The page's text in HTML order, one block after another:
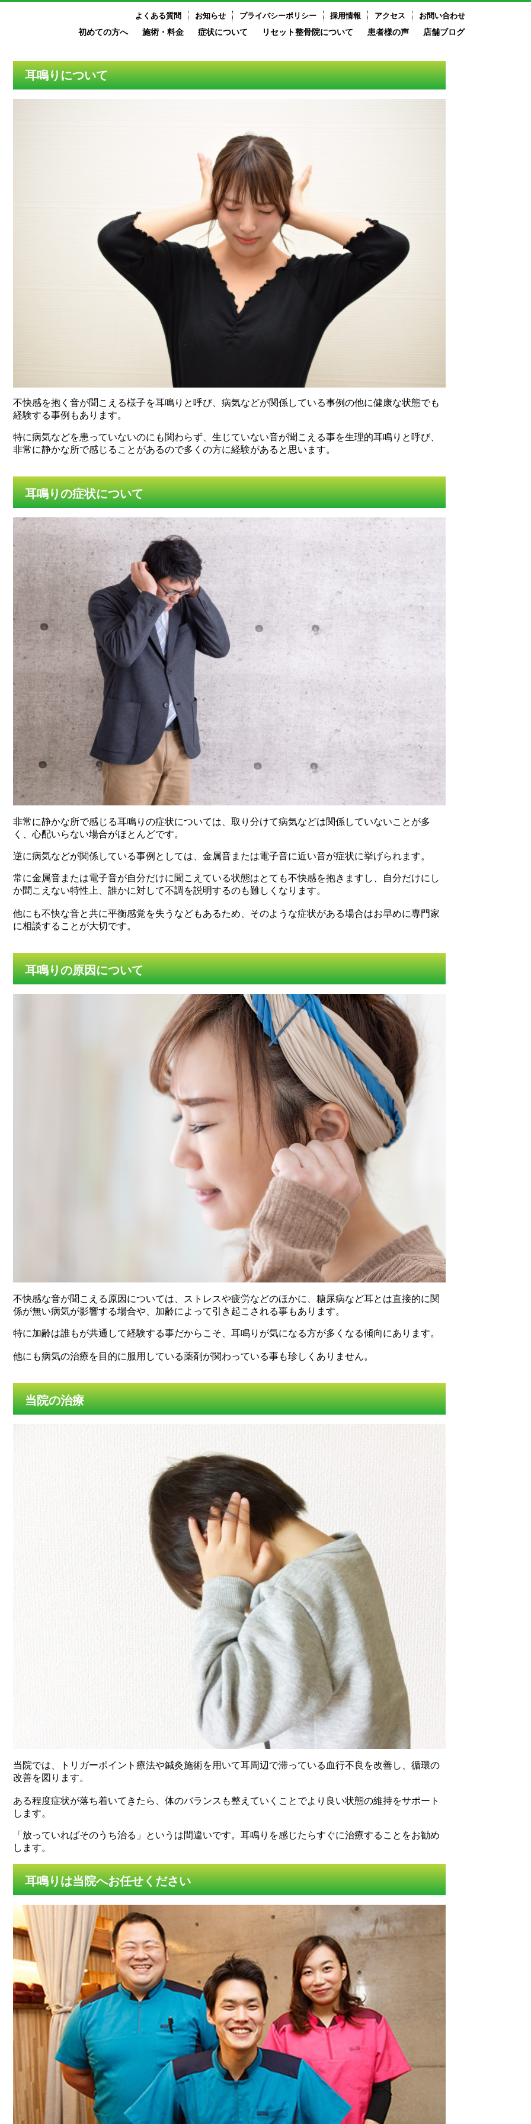
よくある質問 お知らせ プライバシーポリシー 採用情報 アクセス
お問い合わせ
初めての方へ
施術・料金 症状について リセット整骨院について 患者様の声 店舗ブログ
耳鳴りについて
不快感を抱く音が聞こえる様子を耳鳴りと呼び、病気などが関係している事例の他に健康な状態でも
経験する事例もあります。
特に病気などを患っていないのにも関わらず、生じていない音が聞こえる事を生理的耳鳴りと呼び、
非常に静かな所で感じることがあるので多くの方に経験があると思います。
耳鳴りの症状について
非常に静かな所で感じる耳鳴りの症状については、取り分けて病気などは関係していないことが多
く、心配いらない場合がほとんどです。
逆に病気などが関係している事例としては、金属音または電子音に近い音が症状に挙げられます。
常に金属音または電子音が自分だけに聞こえている状態はとても不快感を抱きますし、自分だけにし
か聞こえない特性上、誰かに対して不調を説明するのも難しくなります。
他にも不快な音と共に平衡感覚を失うなどもあるため、そのような症状がある場合はお早めに専門家
に相談することが大切です。
耳鳴りの原因について
不快感な音が聞こえる原因については、ストレスや疲労などのほかに、糖尿病など耳とは直接的に関
係が無い病気が影響する場合や、加齢によって引き起こされる事もあります。
特に加齢は誰もが共通して経験する事だからこそ、耳鳴りが気になる方が多くなる傾向にあります。
他にも病気の治療を目的に服用している薬剤が関わっている事も珍しくありません。
当院の治療
当院では、トリガーポイント療法や鍼灸施術を用いて耳周辺で滞っている血行不良を改善し、循環の
改善を図ります。
ある程度症状が落ち着いてきたら、体のバランスも整えていくことでより良い状態の維持をサポート
します。
「放っていればそのうち治る」というは間違いです。耳鳴りを感じたらすぐに治療することをお勧め
します。
耳鳴りは当院へお任せください